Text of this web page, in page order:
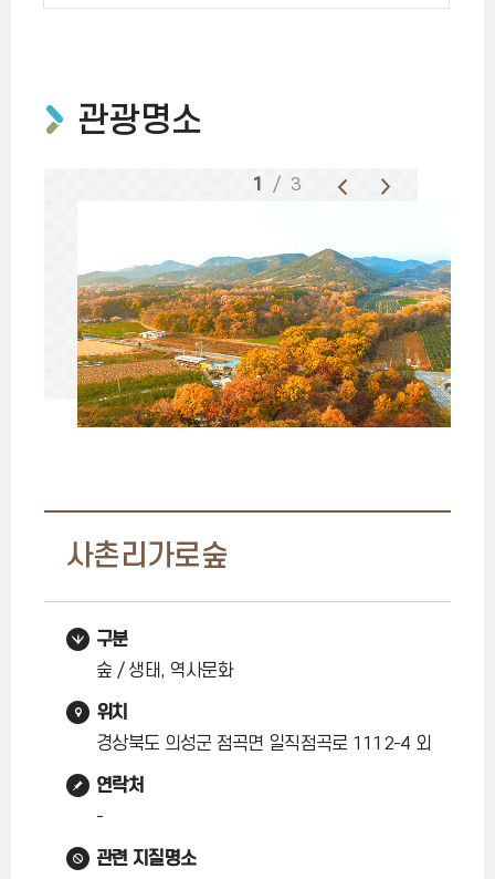
관광명소
1 / 3
사촌리가로숲
구분
숲 / 생태, 역사문화
위치
경상북도 의성군 점곡면 일직점곡로 1112-4 외
연락처
-
관련 지질명소